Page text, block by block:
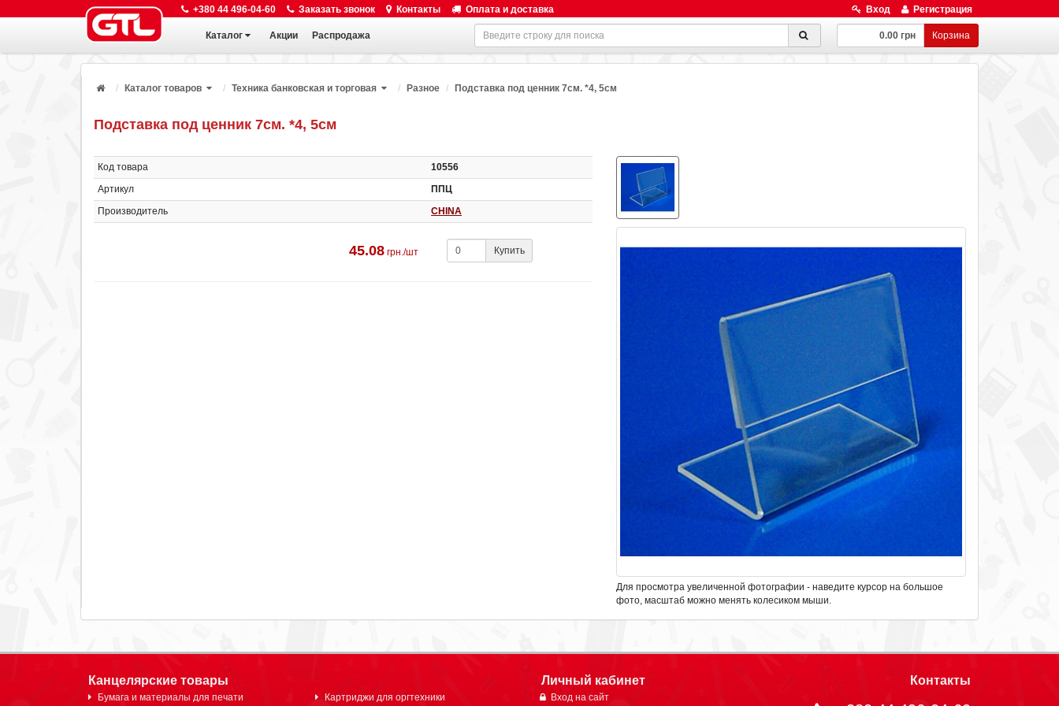
+380 44 496-04-60 Заказать звонок Контакты Оплата и доставка Вход Регистрация
Каталог Акции Распродажа 0.00 грн Корзина
Каталог товаров Техника банковская и торговая Разное Подставка под ценник 7см. *4, 5см
Подставка под ценник 7см. *4, 5см
Код товара
10556
Артикул
ППЦ
Производитель
CHINA
45.08 грн./шт Купить
Для просмотра увеличенной фотографии - наведите курсор на большое
фото, масштаб можно менять колесиком мыши.
Канцелярские товары
Бумага и материалы для печати
Картриджи для оргтехники
Личный кабинет
Вход на сайт
Контакты